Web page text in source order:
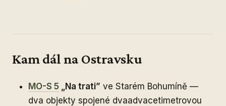
Kam dál na Ostravsku
MO-S 5 „Na trati” ve Starém Bohumíně —
dva objekty spojené dvaadvacetimetrovou